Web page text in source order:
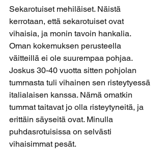
Sekarotuiset mehiläiset. Näistä
kerrotaan, että sekarotuiset ovat
vihaisia, ja monin tavoin hankalia.
Oman kokemuksen perusteella
väitteillä ei ole suurempaa pohjaa.
Joskus 30-40 vuotta sitten pohjolan
tummasta tuli vihainen sen risteytyessä
italialaisen kanssa. Nämä omatkin
tummat taitavat jo olla risteytyneitä, ja
erittäin säyseitä ovat. Minulla
puhdasrotuisissa on selvästi
vihaisimmat pesät.